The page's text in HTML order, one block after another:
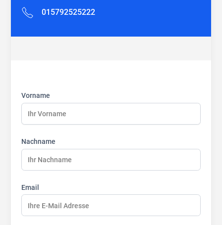
015792525222
name:
name:
name:
Vorname
Nachname
Email